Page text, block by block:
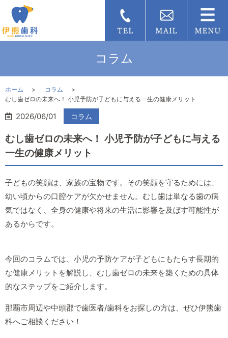
コラム
ホーム
コラム
むし歯ゼロの未来へ！ 小児予防が子どもに与える一生の健康メリット
2026/06/01 コラム
むし歯ゼロの未来へ！ 小児予防が子どもに与える
一生の健康メリット
子どもの笑顔は、家族の宝物です。その笑顔を守るためには、
幼い頃からの口腔ケアが欠かせません。むし歯は単なる歯の病
気ではなく、全身の健康や将来の生活に影響を及ぼす可能性が
あるからです。
今回のコラムでは、小児の予防ケアが子どもにもたらす長期的
な健康メリットを解説し、むし歯ゼロの未来を築くための具体
的なステップをご紹介します。
那覇市周辺や中頭郡で歯医者/歯科をお探しの方は、ぜひ伊熊歯
科へご相談ください！